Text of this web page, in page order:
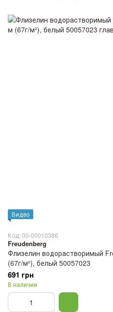
Видео
Код: 00-00010386
Freudenberg
Флизелин водорастворимый
(67г/м²), белый 50057023
691 грн
В наличии